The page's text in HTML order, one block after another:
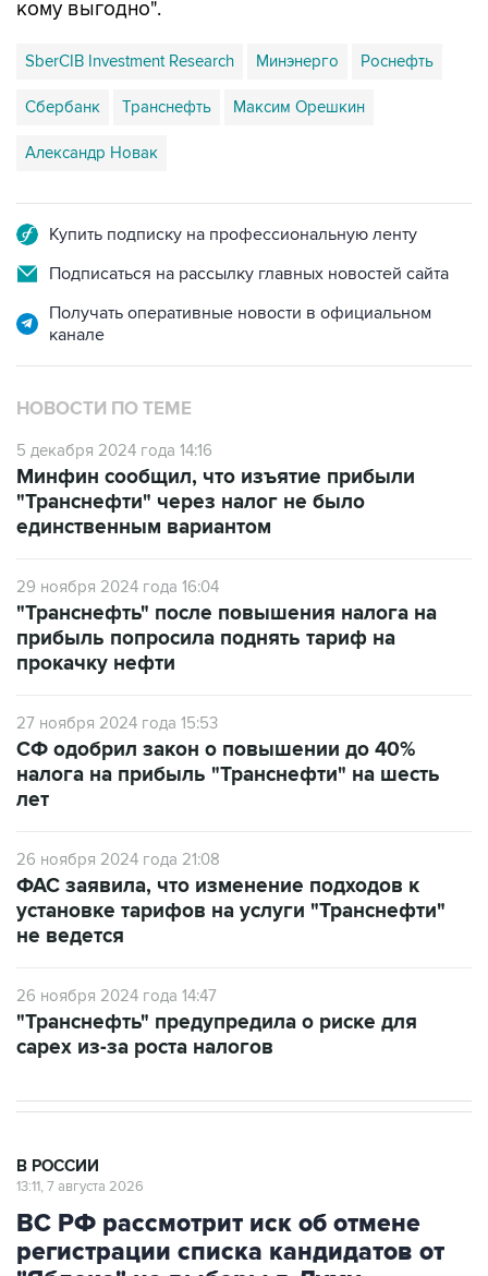
SberCIB Investment Research
Сбербанк Транснефть Максим Орешкин
Александр Новак
Подписаться на рассылку главных новостей сайта
Получать оперативные новости в официальном
НОВОСТИ ПО ТЕМЕ
5 декабря 2024 года 14:16
"Транснефти" через налог не было
единственным вариантом
29 ноября 2024 года 16:04
прибыль попросила поднять тариф на
прокачку нефти
27 ноября 2024 года 15:53
налога на прибыль "Транснефти" на шесть
лет
установке тарифов на услуги "Транснефти"
не ведется
26 ноября 2024 года 14:47
capex из-за роста налогов
ВС РФ рассмотрит иск об отмене
регистрации списка кандидатов от
"Яблока" на выборы в Думу